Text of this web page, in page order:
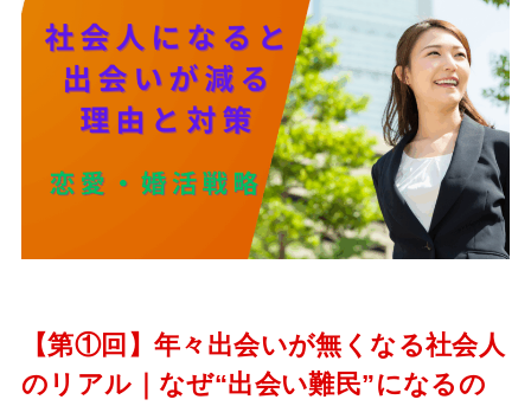
【第①回】年々出会いが無くなる社会人
のリアル｜なぜ“出会い難民”になるの